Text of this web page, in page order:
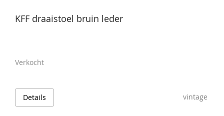
KFF draaistoel bruin leder
Verkocht
Details vintage